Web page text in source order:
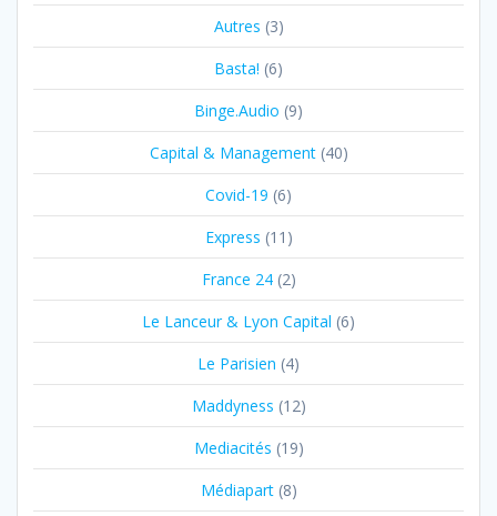
Autres (3)
Basta! (6)
Binge.Audio (9)
Capital & Management(40)
Covid-19 (6)
Express (11)
France 24(2)
Le Lanceur & Lyon Capital (6)
Le Parisien (4)
Maddyness (12)
Mediacités (19)
Médiapart(8)